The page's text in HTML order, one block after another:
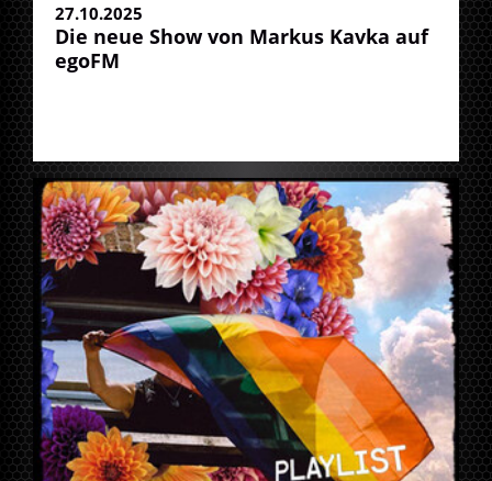
27.10.2025
Die neue Show von Markus Kavka auf
egoFM